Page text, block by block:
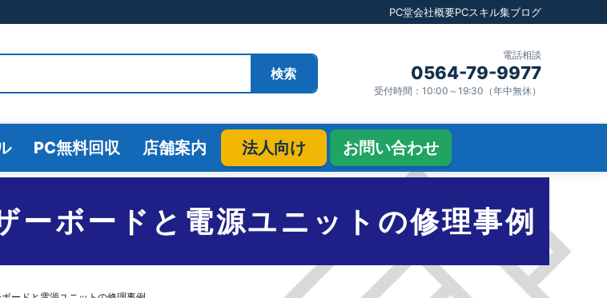
PC堂会社概要PCスキル集ブログ
検索
電話相談
0564-79-9977
受付時間：10:00～19:30（年中無休）
PC無料回収 店舗案内 法人向け お問い合わせ
ーボードと電源ユニットの修理事例